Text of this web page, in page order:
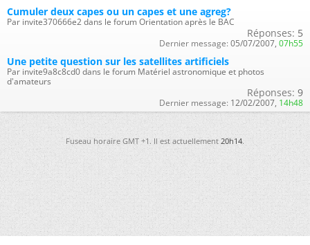
Cumuler deux capes ou un capes et une agreg?
Par invite370666e2 dans le forum Orientation après le BAC
Réponses: 5
Dernier message: 05/07/2007, 07h55
Une petite question sur les satellites artificiels
Par invite9a8c8cd0 dans le forum Matériel astronomique et photos
d'amateurs
Réponses: 9
Dernier message: 12/02/2007, 14h48
Fuseau horaire GMT +1. Il est actuellement20h14.